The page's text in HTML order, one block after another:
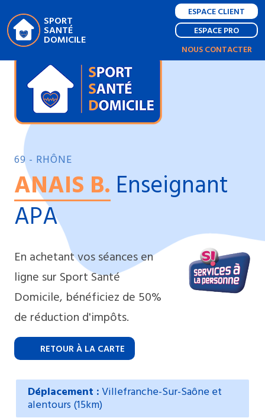
SPORT
SANTÉ
DOMICILE
ESPACE CLIENT
ESPACE PRO
NOUS CONTACTER
69 - RHÔNE
ANAIS B. Enseignant
APA
En achetant vos séances en
ligne sur Sport Santé
Domicile, bénéficiez de 50%
de réduction d'impôts.
RETOUR À LA CARTE
Déplacement :Villefranche-Sur-Saône et
alentours (15km)